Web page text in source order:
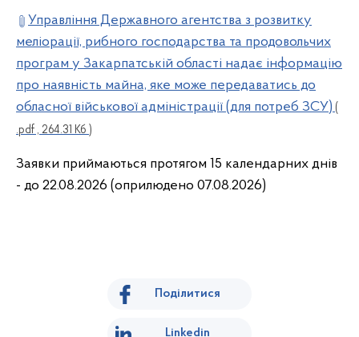
Управління Державного агентства з розвитку
меліорації, рибного господарства та продовольчих
програм у Закарпатській області надає інформацію
про наявність майна, яке може передаватись до
обласної військової адміністрації (для потреб ЗСУ) (
.pdf , 264.31 Кб )
Заявки приймаються протягом 15 календарних днів
- до 22.08.2026 (оприлюдено 07.08.2026)
Поділитися
Linkedin